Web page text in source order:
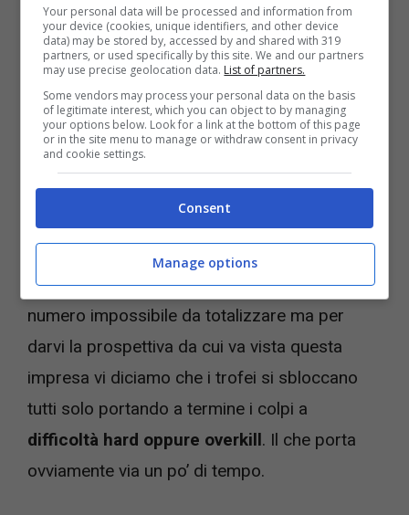
Starbreeze Studios elogia il giocatore di PayDay 3 che ha
videogiochi.com
Perché a quanto pare questo utente è riuscito
acompletare tutti i trofeie a guadagnarsi
quindi quello di platino, che si sblocca dopo
aver raccolto e sbloccato tutti i 22 trofei
sparsi nel gioco.22 trofeinon è di certo un
numero impossibile da totalizzare ma per
darvi la prospettiva da cui va vista questa
impresa vi diciamo che i trofei si sbloccano
tutti solo portando a termine i colpi a
difficoltà hard oppure overkill. Il che porta
ovviamente via un po’ di tempo.
Your personal data will be processed and information from
your device (cookies, unique identifiers, and other device
data) may be stored by, accessed by and shared with 319
partners, or used specifically by this site. We and our partners
may use precise geolocation data. List of partners.
Some vendors may process your personal data on the basis
of legitimate interest, which you can object to by managing
your options below. Look for a link at the bottom of this page
or in the site menu to manage or withdraw consent in privacy
and cookie settings.
Consent
Manage options